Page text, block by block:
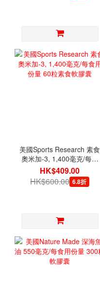
美國Sports Research 素食
奧米加-3, 1,400毫克/每食
用份量 60粒素食軟膠囊
HK$409.00
HK$600.00 6.8折